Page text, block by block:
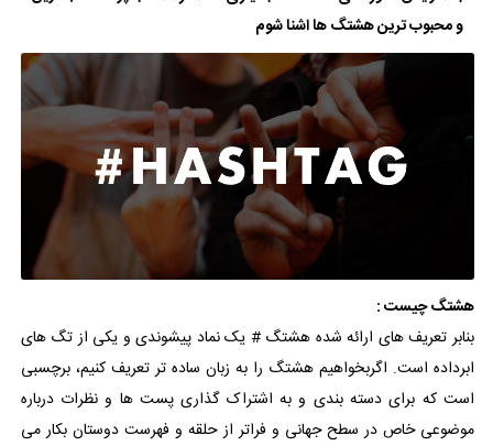
و محبوب ترین هشتگ ها اشنا شوم
هشتگ چیست :
بنابر تعریف های ارائه شده هشتگ # یک نماد پیشوندی و یکی از تگ های
ابرداده است. اگربخواهیم هشتگ را به زبان ساده تر تعریف کنیم، برچسبی
است که برای دسته بندی و به اشتراک گذاری پست ها و نظرات درباره
موضوعی خاص در سطح جهانی و فراتر از حلقه و فهرست دوستان بکار می